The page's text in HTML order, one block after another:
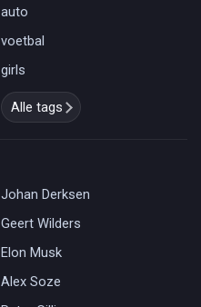
auto
voetbal
girls
Alle tags
Johan Derksen
Geert Wilders
Elon Musk
Alex Soze